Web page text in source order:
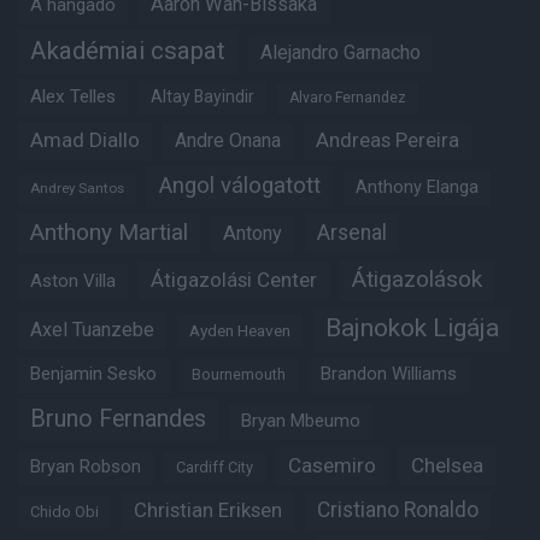
A hangadó
Akadémiai csapat Alejandro Garnacho
Alex Telles Altay Bayindir Alvaro Fernandez
Amad Diallo Andre Onana Andreas Pereira
Andrey Santos Angol válogatott Anthony Elanga
Anthony Martial Antony Arsenal
Aston Villa Átigazolási Center Átigazolások
Axel Tuanzebe Ayden Heaven Bajnokok Ligája
Benjamin Sesko Bournemouth Brandon Williams
Bruno Fernandes Bryan Mbeumo
Bryan Robson Cardiff City Casemiro Chelsea
Chido Obi Christian Eriksen Cristiano Ronaldo